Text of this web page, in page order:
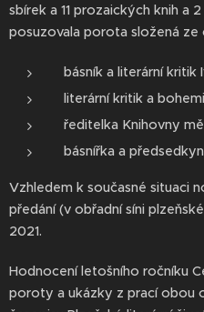
sbírek a 11 prozaických knih a
posuzovala porota složená ze
básník a literární
literární kritik a
ředitelka Knihovny
básnířka a
Vzhledem k současné situaci
předání (v obřadní síni
2021.
Hodnocení letošního ročníku
poroty a ukázky z prací obou